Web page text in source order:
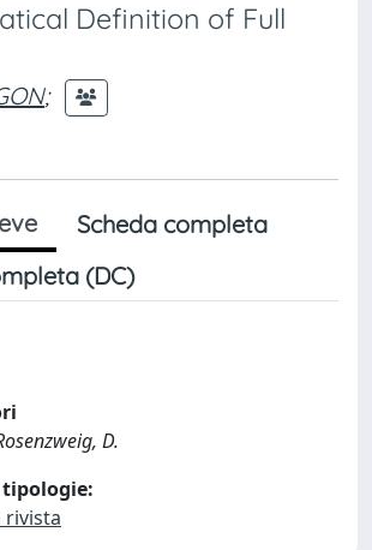
Definition of Full
;
Scheda completa
(DC)
D.
rivista